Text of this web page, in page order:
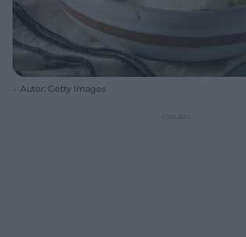
Autor: Getty Images